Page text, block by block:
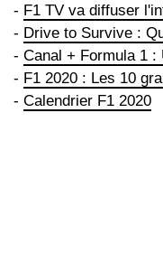
- F1 TV va diffuser
- Drive to Survive :
- Canal + Formula 1 :
- F1 2020 : Les 10
- Calendrier F1 2020